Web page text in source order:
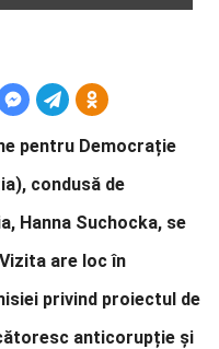
pentru Democrație
condusă de
Hanna Suchocka, se
are loc în
privind proiectul de
anticorupție și